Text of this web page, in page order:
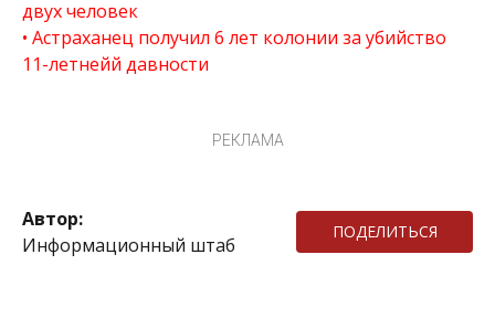
двух человек
Астраханец получил 6 лет колонии за убийство
11-летнейй давности
РЕКЛАМА
Автор:
Информационный штаб
ПОДЕЛИТЬСЯ